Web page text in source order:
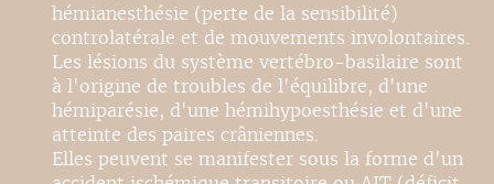
hémianesthésie (perte de la sensibilité)
controlatérale et de mouvements involontaires.
Les lésions du système vertébro-basilaire sont
à l'origine de troubles de l'équilibre, d'une
hémiparésie, d'une hémihypoesthésie et d'une
atteinte des paires crâniennes.
Elles peuvent se manifester sous la forme d'un